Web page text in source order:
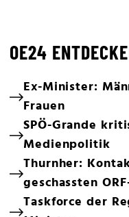
OE24
Ex-Minister:
Frauen
SPÖ-Grande
Medienpolitik
Thurnher:
geschassten
Taskforce der